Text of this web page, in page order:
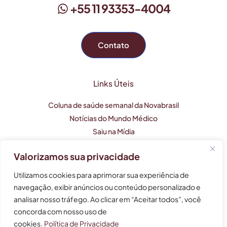
Valorizamos sua privacidade
Utilizamos cookies para aprimorar sua experiência de
navegação, exibir anúncios ou conteúdo personalizado e
analisar nosso tráfego. Ao clicar em “Aceitar todos”, você
concorda com nosso uso de
cookies. Política de Privacidade
+55 11 93353-4004
Contato
Links Úteis
Coluna de saúde semanal da Novabrasil
Notícias do Mundo Médico
Saiu na Mídia
Este perfil profissional tem caráter apenas informativo e
não substitui uma consulta médica.
As informações não devem ser usadas para auto-
tratamento, auto-diagnóstico e auto-medicação.